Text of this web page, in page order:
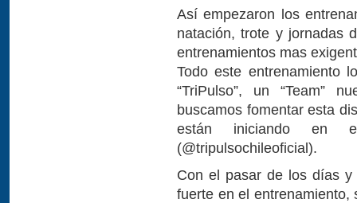
Así empezaron los
natación, trote y jornadas
entrenamientos mas
Todo este entrenamiento
“TriPulso”, un “Team”
buscamos fomentar esta
están iniciando en
(@tripulsochileoficial).
Con el pasar de los días
fuerte en el entrenamiento,